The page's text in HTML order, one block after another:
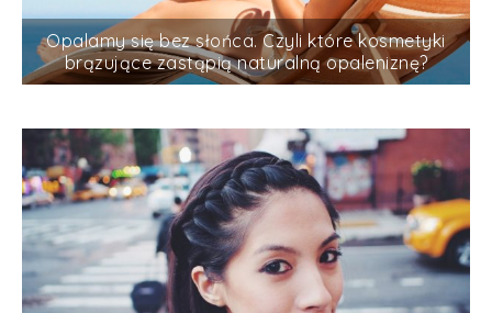
Opalamy się bez słońca. Czyli które kosmetyki
brązujące zastąpią naturalną opaleniznę?